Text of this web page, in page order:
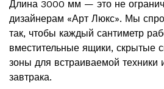
Длина 3000 мм — это не
дизайнерам «Арт Люкс». Мы
так, чтобы каждый сантиметр
вместительные ящики, скрытые
зоны для встраиваемой техники
завтрака.